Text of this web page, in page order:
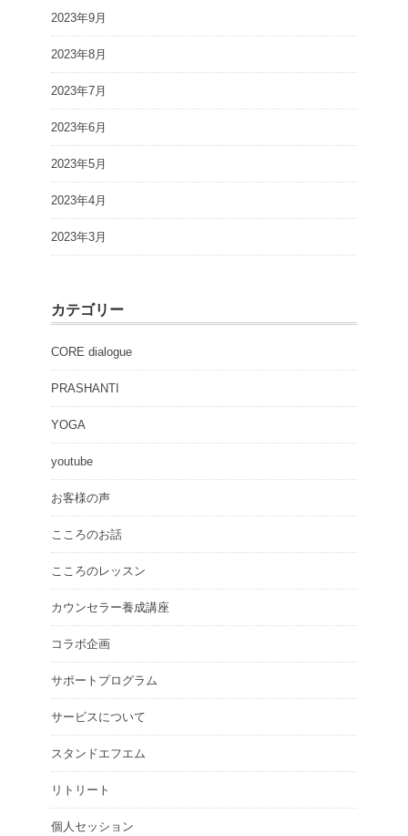
2023年9月
2023年8月
2023年7月
2023年6月
2023年5月
2023年4月
2023年3月
カテゴリー
CORE dialogue
PRASHANTI
YOGA
youtube
お客様の声
こころのお話
こころのレッスン
カウンセラー養成講座
コラボ企画
サポートプログラム
サービスについて
スタンドエフエム
リトリート
個人セッション